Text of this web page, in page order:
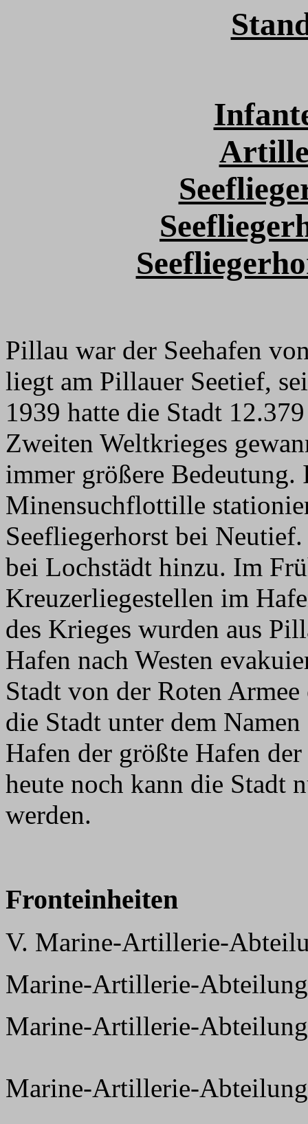
Pillau war der Seehafen
liegt am Pillauer Seetief,
1939 hatte die Stadt
Zweiten Weltkrieges
immer größere Bedeutung.
Minensuchflottille
Seefliegerhorst bei
bei Lochstädt hinzu. Im
Kreuzerliegestellen im
des Krieges wurden aus
Hafen nach Westen
Stadt von der Roten
die Stadt unter dem
Hafen der größte Hafen
heute noch kann die Stadt
werden.
Fronteinheiten
V. Marine-Artillerie-
Marine-Artillerie-
Marine-Artillerie-
Marine-Artillerie-